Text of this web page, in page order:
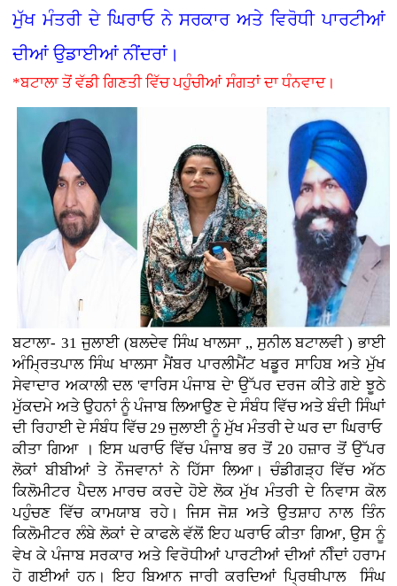
ਮੁੱਖ ਮੰਤਰੀ ਦੇ ਘਿਰਾਓ ਨੇ ਸਰਕਾਰ ਅਤੇ ਵਿਰੋਧੀ ਪਾਰਟੀਆਂ
ਦੀਆਂ ਉਡਾਈਆਂ ਨੀਂਦਰਾਂ।
*ਬਟਾਲਾ ਤੋਂ ਵੱਡੀ ਗਿਣਤੀ ਵਿੱਚ ਪਹੁੰਚੀਆਂ ਸੰਗਤਾਂ ਦਾ ਧੰਨਵਾਦ।
ਬਟਾਲਾ- 31 ਜੁਲਾਈ (ਬਲਦੇਵ ਸਿੰਘ ਖਾਲਸਾ ,, ਸੁਨੀਲ ਬਟਾਲਵੀ ) ਭਾਈ
ਅੰਮ੍ਰਿਤਪਾਲ ਸਿੰਘ ਖਾਲਸਾ ਮੈਂਬਰ ਪਾਰਲੀਮੈਂਟ ਖਡੂਰ ਸਾਹਿਬ ਅਤੇ ਮੁੱਖ
ਸੇਵਾਦਾਰ ਅਕਾਲੀ ਦਲ 'ਵਾਰਿਸ ਪੰਜਾਬ ਦੇ' ਉੱਪਰ ਦਰਜ ਕੀਤੇ ਗਏ ਝੂਠੇ
ਮੁੱਕਦਮੇ ਅਤੇ ਉਹਨਾਂ ਨੂੰ ਪੰਜਾਬ ਲਿਆਉਣ ਦੇ ਸੰਬੰਧ ਵਿੱਚ ਅਤੇ ਬੰਦੀ ਸਿੰਘਾਂ
ਦੀ ਰਿਹਾਈ ਦੇ ਸੰਬੰਧ ਵਿੱਚ 29 ਜੁਲਾਈ ਨੂੰ ਮੁੱਖ ਮੰਤਰੀ ਦੇ ਘਰ ਦਾ ਘਿਰਾਓ
ਕੀਤਾ ਗਿਆ । ਇਸ ਘਰਾਓ ਵਿੱਚ ਪੰਜਾਬ ਭਰ ਤੋਂ 20 ਹਜ਼ਾਰ ਤੋਂ ਉੱਪਰ
ਲੋਕਾਂ ਬੀਬੀਆਂ ਤੇ ਨੌਜਵਾਨਾਂ ਨੇ ਹਿੱਸਾ ਲਿਆ। ਚੰਡੀਗੜ੍ਹ ਵਿੱਚ ਅੱਠ
ਕਿਲੋਮੀਟਰ ਪੈਦਲ ਮਾਰਚ ਕਰਦੇ ਹੋਏ ਲੋਕ ਮੁੱਖ ਮੰਤਰੀ ਦੇ ਨਿਵਾਸ ਕੋਲ
ਪਹੁੰਚਣ ਵਿੱਚ ਕਾਮਯਾਬ ਰਹੇ। ਜਿਸ ਜੋਸ਼ ਅਤੇ ਉਤਸ਼ਾਹ ਨਾਲ ਤਿੰਨ
ਕਿਲੋਮੀਟਰ ਲੰਬੇ ਲੋਕਾਂ ਦੇ ਕਾਫਲੇ ਵੱਲੋਂ ਇਹ ਘਰਾਓ ਕੀਤਾ ਗਿਆ, ਉਸ ਨੂੰ
ਵੇਖ ਕੇ ਪੰਜਾਬ ਸਰਕਾਰ ਅਤੇ ਵਿਰੋਧੀਆਂ ਪਾਰਟੀਆਂ ਦੀਆਂ ਨੀੰਦਾਂ ਹਰਾਮ
ਹੋ ਗਈਆਂ ਹਨ। ਇਹ ਬਿਆਨ ਜਾਰੀ ਕਰਦਿਆਂ ਪ੍ਰਿਥੀਪਾਲ ਸਿੰਘ